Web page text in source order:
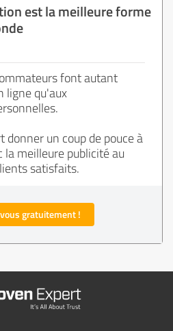
est la meilleure forme
font autant
ligne qu'aux
donner un coup de pouce à
meilleure publicité au
satisfaits.
gratuitement !